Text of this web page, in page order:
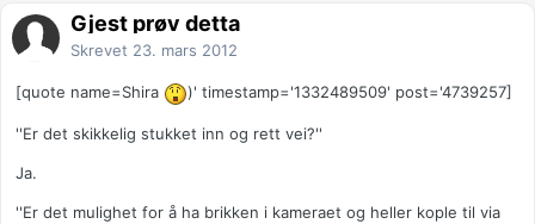
Gjest prøv detta
Skrevet 23. mars 2012
[quote name=Shira )' timestamp='1332489509' post='4739257]
''Er det skikkelig stukket inn og rett vei?''
Ja.
''Er det mulighet for å ha brikken i kameraet og heller kople til via